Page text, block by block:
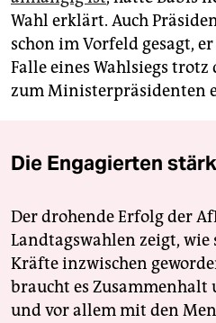
Wahl erklärt. Auch
schon im Vorfeld gesagt,
Falle eines Wahlsiegs trotz
zum Ministerpräsidenten
Die Engagierten
Der drohende Erfolg der
Landtagswahlen zeigt,
Kräfte inzwischen
braucht es Zusammenhalt
und vor allem mit den